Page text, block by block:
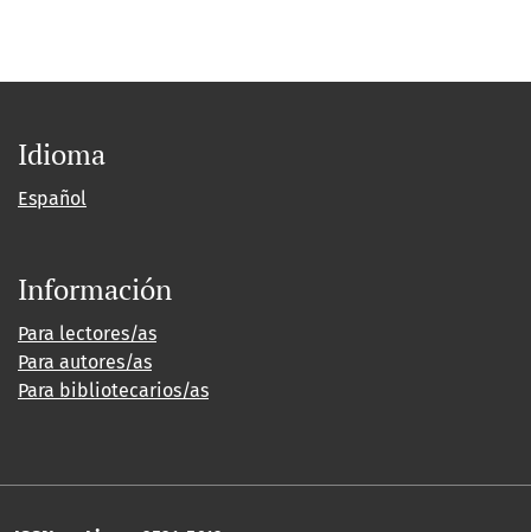
Idioma
Español
Información
Para lectores/as
Para autores/as
Para bibliotecarios/as